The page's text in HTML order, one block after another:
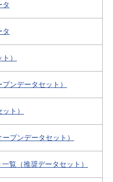
）
ンデータセット）
ト）
プンデータセット）
覧（推奨データセット）